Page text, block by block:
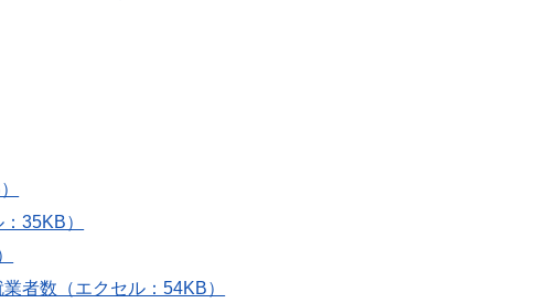
35KB）
者数（エクセル：54KB）